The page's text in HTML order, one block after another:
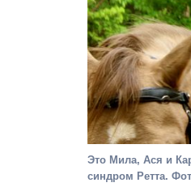
Это Мила, Ася и
синдром Ретта.